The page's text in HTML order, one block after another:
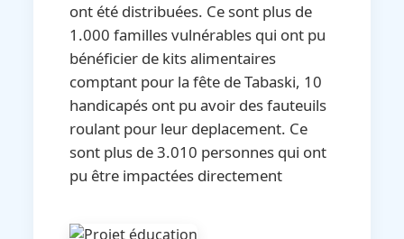
ont été distribuées. Ce sont plus de
1.000 familles vulnérables qui ont pu
bénéficier de kits alimentaires
comptant pour la fête de Tabaski, 10
handicapés ont pu avoir des fauteuils
roulant pour leur deplacement. Ce
sont plus de 3.010 personnes qui ont
pu être impactées directement